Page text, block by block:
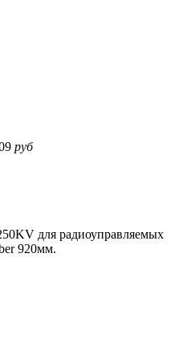
руб
для радиоуправляемых
920мм.